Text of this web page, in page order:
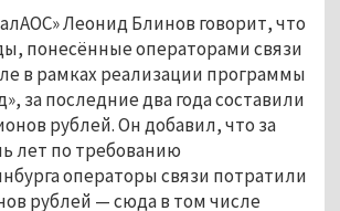
Леонид Блинов говорит, что
понесённые операторами связи
в рамках реализации программы
за последние два года составили
рублей. Он добавил, что за
лет по требованию
операторы связи потратили
рублей — сюда в том числе